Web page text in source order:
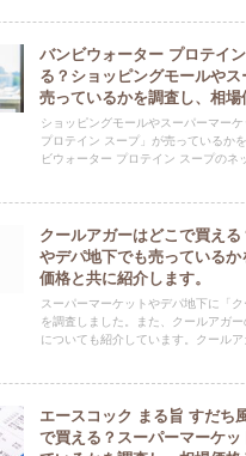
バンビウォーター プロテイ
る？ショッピングモールや
売っているかを調査し、相場
す。
ショッピングモールやスーパーマー
プロテイン スープ」が売っているか
ビウォーター プロテイン スープのネ
クールアガーはどこで買え
やデパ地下でも売っている
価格と共に紹介します。
スーパーマーケットやデパ地下に「
を調査しました。また、クールアガ
についても紹介しています。クールア
エースコック まる旨 すだち
で買える？スーパーマーケ